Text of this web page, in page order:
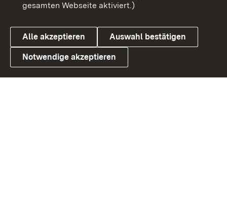
Link zum Landesportal
Datenschutz
Cookies
gesamten Webseite aktiviert.)
Alle akzeptieren Auswahl bestätigen
Notwendige akzeptieren